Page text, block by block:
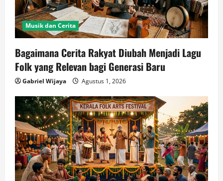
Musik dan Cerita
Bagaimana Cerita Rakyat Diubah Menjadi Lagu
Folk yang Relevan bagi Generasi Baru
Gabriel Wijaya Agustus 1, 2026